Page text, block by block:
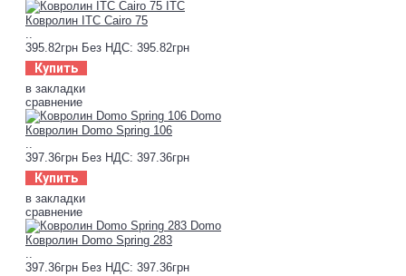
Ковролин ITC Cairo 75
395.82грн Без НДС: 395.82грн
Купить
в закладки
сравнение
Ковролин Domo Spring 106
397.36грн Без НДС: 397.36грн
Купить
в закладки
сравнение
Ковролин Domo Spring 283
397.36грн Без НДС: 397.36грн